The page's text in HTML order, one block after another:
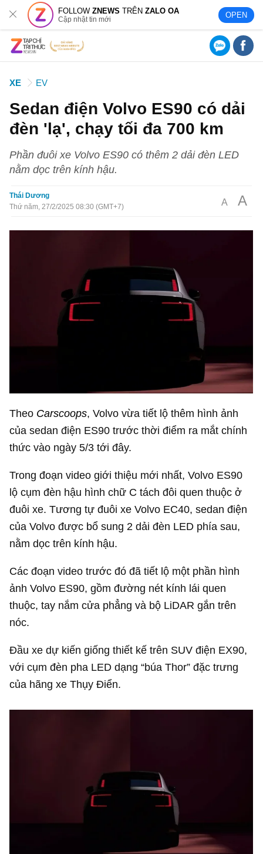
FOLLOWZNEWS TRÊNZALO OA
Cập nhật tin mới OPEN
XE EV
Sedan điện Volvo ES90 có dải
đèn 'lạ', chạy tối đa 700 km
Phần đuôi xe Volvo ES90 có thêm 2 dải đèn LED
nằm dọc trên kính hậu.
Thái Dương
Thứ năm, 27/2/2025 08:30 (GMT+7)
A A
Theo Carscoops, Volvo vừa tiết lộ thêm hình ảnh
của sedan điện ES90 trước thời điểm ra mắt chính
thức vào ngày 5/3 tới đây.
Trong đoạn video giới thiệu mới nhất, Volvo ES90
lộ cụm đèn hậu hình chữ C tách đôi quen thuộc ở
đuôi xe. Tương tự đuôi xe Volvo EC40, sedan điện
của Volvo được bổ sung 2 dải đèn LED phía sau,
nằm dọc trên kính hậu.
Các đoạn video trước đó đã tiết lộ một phần hình
ảnh Volvo ES90, gồm đường nét kính lái quen
thuộc, tay nắm cửa phẳng và bộ LiDAR gắn trên
nóc.
Đầu xe dự kiến giống thiết kế trên SUV điện EX90,
với cụm đèn pha LED dạng “búa Thor” đặc trưng
của hãng xe Thụy Điển.